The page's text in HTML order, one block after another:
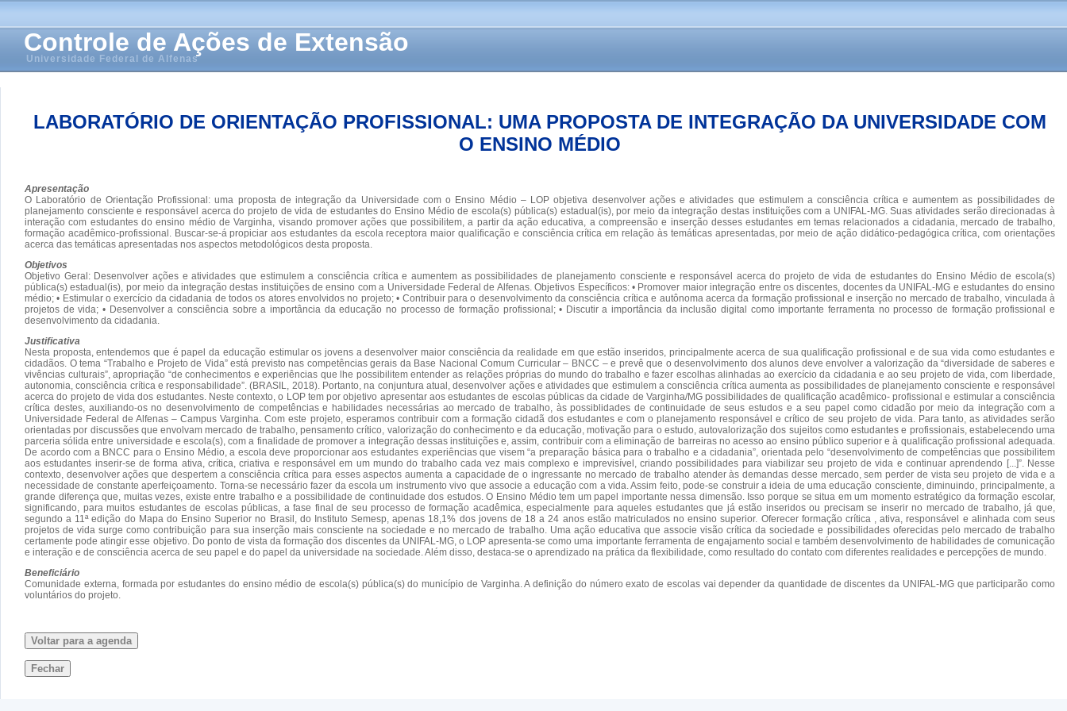
Controle de Ações de Extensão
Universidade Federal de Alfenas
LABORATÓRIO DE ORIENTAÇÃO PROFISSIONAL: UMA PROPOSTA DE INTEGRAÇÃO DA UNIVERSIDADE COM
O ENSINO MÉDIO
Apresentação
O Laboratório de Orientação Profissional: uma proposta de integração da Universidade com o Ensino Médio – LOP objetiva desenvolver ações e atividades que estimulem a consciência crítica e aumentem as possibilidades de
planejamento consciente e responsável acerca do projeto de vida de estudantes do Ensino Médio de escola(s) pública(s) estadual(is), por meio da integração destas instituições com a UNIFAL-MG. Suas atividades serão direcionadas à
interação com estudantes do ensino médio de Varginha, visando promover ações que possibilitem, a partir da ação educativa, a compreensão e inserção desses estudantes em temas relacionados a cidadania, mercado de trabalho,
formação acadêmico-profissional. Buscar-se-á propiciar aos estudantes da escola receptora maior qualificação e consciência crítica em relação às temáticas apresentadas, por meio de ação didático-pedagógica crítica, com orientações
acerca das temáticas apresentadas nos aspectos metodológicos desta proposta.
Objetivos
Objetivo Geral: Desenvolver ações e atividades que estimulem a consciência crítica e aumentem as possibilidades de planejamento consciente e responsável acerca do projeto de vida de estudantes do Ensino Médio de escola(s)
pública(s) estadual(is), por meio da integração destas instituições de ensino com a Universidade Federal de Alfenas. Objetivos Específicos: • Promover maior integração entre os discentes, docentes da UNIFAL-MG e estudantes do ensino
médio; • Estimular o exercício da cidadania de todos os atores envolvidos no projeto; • Contribuir para o desenvolvimento da consciência crítica e autônoma acerca da formação profissional e inserção no mercado de trabalho, vinculada à
projetos de vida; • Desenvolver a consciência sobre a importância da educação no processo de formação profissional; • Discutir a importância da inclusão digital como importante ferramenta no processo de formação profissional e
desenvolvimento da cidadania.
Justificativa
Nesta proposta, entendemos que é papel da educação estimular os jovens a desenvolver maior consciência da realidade em que estão inseridos, principalmente acerca de sua qualificação profissional e de sua vida como estudantes e
cidadãos. O tema “Trabalho e Projeto de Vida” está previsto nas competências gerais da Base Nacional Comum Curricular – BNCC – e prevê que o desenvolvimento dos alunos deve envolver a valorização da “diversidade de saberes e
vivências culturais”, apropriação “de conhecimentos e experiências que lhe possibilitem entender as relações próprias do mundo do trabalho e fazer escolhas alinhadas ao exercício da cidadania e ao seu projeto de vida, com liberdade,
autonomia, consciência crítica e responsabilidade”. (BRASIL, 2018). Portanto, na conjuntura atual, desenvolver ações e atividades que estimulem a consciência crítica aumenta as possibilidades de planejamento consciente e responsável
acerca do projeto de vida dos estudantes. Neste contexto, o LOP tem por objetivo apresentar aos estudantes de escolas públicas da cidade de Varginha/MG possibilidades de qualificação acadêmico- profissional e estimular a consciência
crítica destes, auxiliando-os no desenvolvimento de competências e habilidades necessárias ao mercado de trabalho, às possiblidades de continuidade de seus estudos e a seu papel como cidadão por meio da integração com a
Universidade Federal de Alfenas – Campus Varginha. Com este projeto, esperamos contribuir com a formação cidadã dos estudantes e com o planejamento responsável e crítico de seu projeto de vida. Para tanto, as atividades serão
orientadas por discussões que envolvam mercado de trabalho, pensamento crítico, valorização do conhecimento e da educação, motivação para o estudo, autovalorização dos sujeitos como estudantes e profissionais, estabelecendo uma
parceria sólida entre universidade e escola(s), com a finalidade de promover a integração dessas instituições e, assim, contribuir com a eliminação de barreiras no acesso ao ensino público superior e à qualificação profissional adequada.
De acordo com a BNCC para o Ensino Médio, a escola deve proporcionar aos estudantes experiências que visem “a preparação básica para o trabalho e a cidadania”, orientada pelo “desenvolvimento de competências que possibilitem
aos estudantes inserir-se de forma ativa, crítica, criativa e responsável em um mundo do trabalho cada vez mais complexo e imprevisível, criando possibilidades para viabilizar seu projeto de vida e continuar aprendendo [...]”. Nesse
contexto, desenvolver ações que despertem a consciência crítica para esses aspectos aumenta a capacidade de o ingressante no mercado de trabalho atender às demandas desse mercado, sem perder de vista seu projeto de vida e a
necessidade de constante aperfeiçoamento. Torna-se necessário fazer da escola um instrumento vivo que associe a educação com a vida. Assim feito, pode-se construir a ideia de uma educação consciente, diminuindo, principalmente, a
grande diferença que, muitas vezes, existe entre trabalho e a possibilidade de continuidade dos estudos. O Ensino Médio tem um papel importante nessa dimensão. Isso porque se situa em um momento estratégico da formação escolar,
significando, para muitos estudantes de escolas públicas, a fase final de seu processo de formação acadêmica, especialmente para aqueles estudantes que já estão inseridos ou precisam se inserir no mercado de trabalho, já que,
segundo a 11ª edição do Mapa do Ensino Superior no Brasil, do Instituto Semesp, apenas 18,1% dos jovens de 18 a 24 anos estão matriculados no ensino superior. Oferecer formação crítica , ativa, responsável e alinhada com seus
projetos de vida surge como contribuição para sua inserção mais consciente na sociedade e no mercado de trabalho. Uma ação educativa que associe visão crítica da sociedade e possibilidades oferecidas pelo mercado de trabalho
certamente pode atingir esse objetivo. Do ponto de vista da formação dos discentes da UNIFAL-MG, o LOP apresenta-se como uma importante ferramenta de engajamento social e também desenvolvimento de habilidades de comunicação
e interação e de consciência acerca de seu papel e do papel da universidade na sociedade. Além disso, destaca-se o aprendizado na prática da flexibilidade, como resultado do contato com diferentes realidades e percepções de mundo.
Beneficiário
Comunidade externa, formada por estudantes do ensino médio de escola(s) pública(s) do município de Varginha. A definição do número exato de escolas vai depender da quantidade de discentes da UNIFAL-MG que participarão como
voluntários do projeto.
Voltar para a agenda
Fechar